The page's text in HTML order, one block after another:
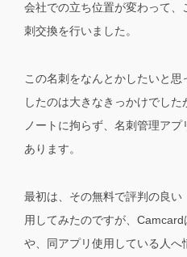
会社での立ち位置が変わって
刺交換を行いました。
この名刺をなんとかしたいと
したのは大きなきっかけでし
ノートに拘らず、名刺管理ア
あります。
最初は、その無料で評判の良
用してみたのですが、
や、同アプリ使用している人へ